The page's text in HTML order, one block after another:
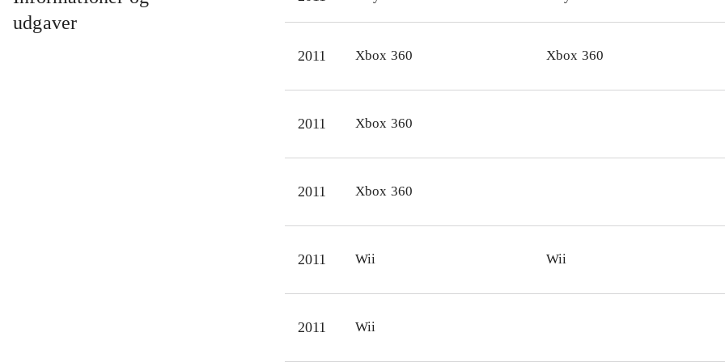
øjekast. Styringen er indimellem lidt kompliceret og det kræver
Spillet kommer i forlængelse af Lego Harry Potter - years 1-4,
langtidsholdbar underholdning for både børn og voksne
udgaver
2011 Xbox 360 Xbox 360
2011 Xbox 360
2011 Xbox 360
2011 Wii Wii
2011 Wii